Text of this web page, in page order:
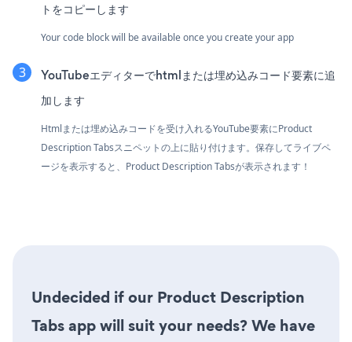
トをコピーします
Your code block will be available once you create your app
YouTubeエディターでhtmlまたは埋め込みコード要素に追
加します
Htmlまたは埋め込みコードを受け入れるYouTube要素にProduct
Description Tabsスニペットの上に貼り付けます。保存してライブペ
ージを表示すると、Product Description Tabsが表示されます！
Undecided if our Product Description
Tabs app will suit your needs? We have